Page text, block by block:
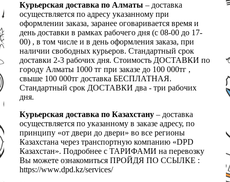
Курьерская доставка по Алматы – доставка
осуществляется по адресу указанному при
оформлении заказа, заранее оговаривается время и
день доставки в рамках рабочего дня (с 08-00 до 17-
00) , в том числе и в день оформления заказа, при
наличии свободных курьеров. Стандартный срок
доставки 2-3 рабочих дня. Стоимость ДОСТАВКИ по
городу Алматы 1000 тг при заказе до 100 000тг ,
свыше 100 000тг доставка БЕСПЛАТНАЯ.
Стандартный срок ДОСТАВКИ два - три рабочих
дня.
Курьерская доставка по Казахстану – доставка
осуществляется по указанному в заказе адресу, по
принципу «от двери до двери» во все регионы
Казахстана через транспортную компанию «DPD
Казахстан». Подробнее с ТАРИФАМИ на перевозку
Вы можете ознакомиться ПРОЙДЯ ПО ССЫЛКЕ :
https://www.dpd.kz/services/